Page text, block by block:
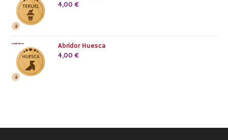
4,00 €
Abridor Huesca
4,00 €